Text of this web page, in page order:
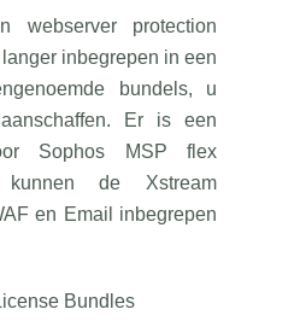
protection
inbegrepen in een
bundels, u
Er is een
Sophos MSP flex
de Xstream
en Email inbegrepen